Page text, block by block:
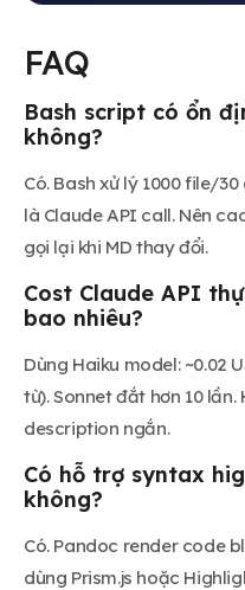
FAQ
Bash script có ổn
không?
Có. Bash xử lý 1000 file/
là Claude API call. Nên
gọi lại khi MD thay đổi.
Cost Claude API
bao nhiêu?
Dùng Haiku model: ~0.02
từ). Sonnet đắt hơn 10
description ngắn.
Có hỗ trợ syntax
không?
Có. Pandoc render code
dùng Prism.js hoặc